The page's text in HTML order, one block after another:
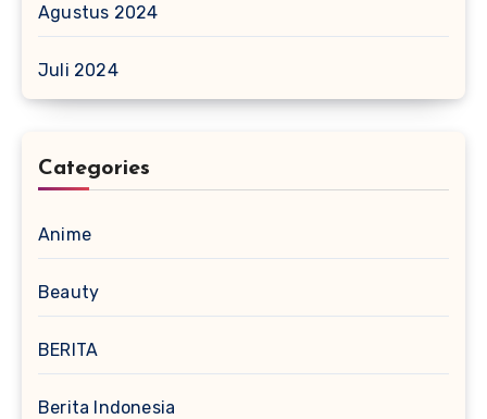
Agustus 2024
Juli 2024
Categories
Anime
Beauty
BERITA
Berita Indonesia